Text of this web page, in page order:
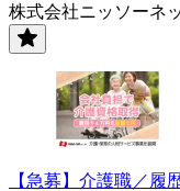
株式会社ニッソーネ
【急募】介護職／履